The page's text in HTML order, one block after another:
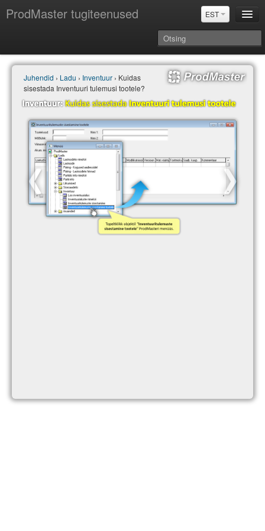
ProdMaster tugiteenused EST
Juhendid
Versiooniuuendused
Power BI & Merit Aktiva (EST)
Juhendid › Ladu › Inventuur › Kuidas
sisestada Inventuuri tulemusi tootele?